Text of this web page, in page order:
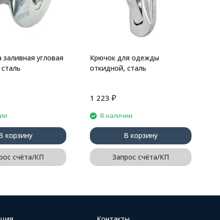
заливная угловая
корзину
счёта/КП
Крючок для одежды
откидной, сталь
1 223 ₽
В наличии
В корзину
Запрос счёта/КП